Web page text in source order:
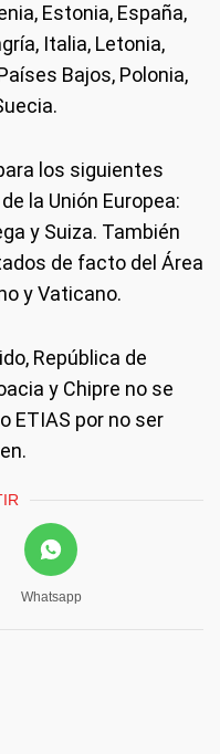
Estonia, España,
Italia, Letonia,
Bajos, Polonia,
los siguientes
la Unión Europea:
y Suiza. También
de facto del Área
y Vaticano.
República de
y Chipre no se
ETIAS por no ser
Whatsapp